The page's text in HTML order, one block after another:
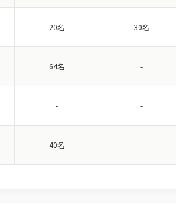
20名 30名
64名 -
- -
40名 -